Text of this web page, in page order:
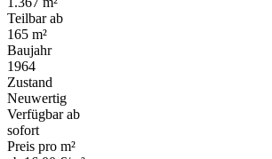
Teilbar ab
165 m²
Baujahr
1964
Zustand
Neuwertig
Verfügbar ab
sofort
Preis pro m²